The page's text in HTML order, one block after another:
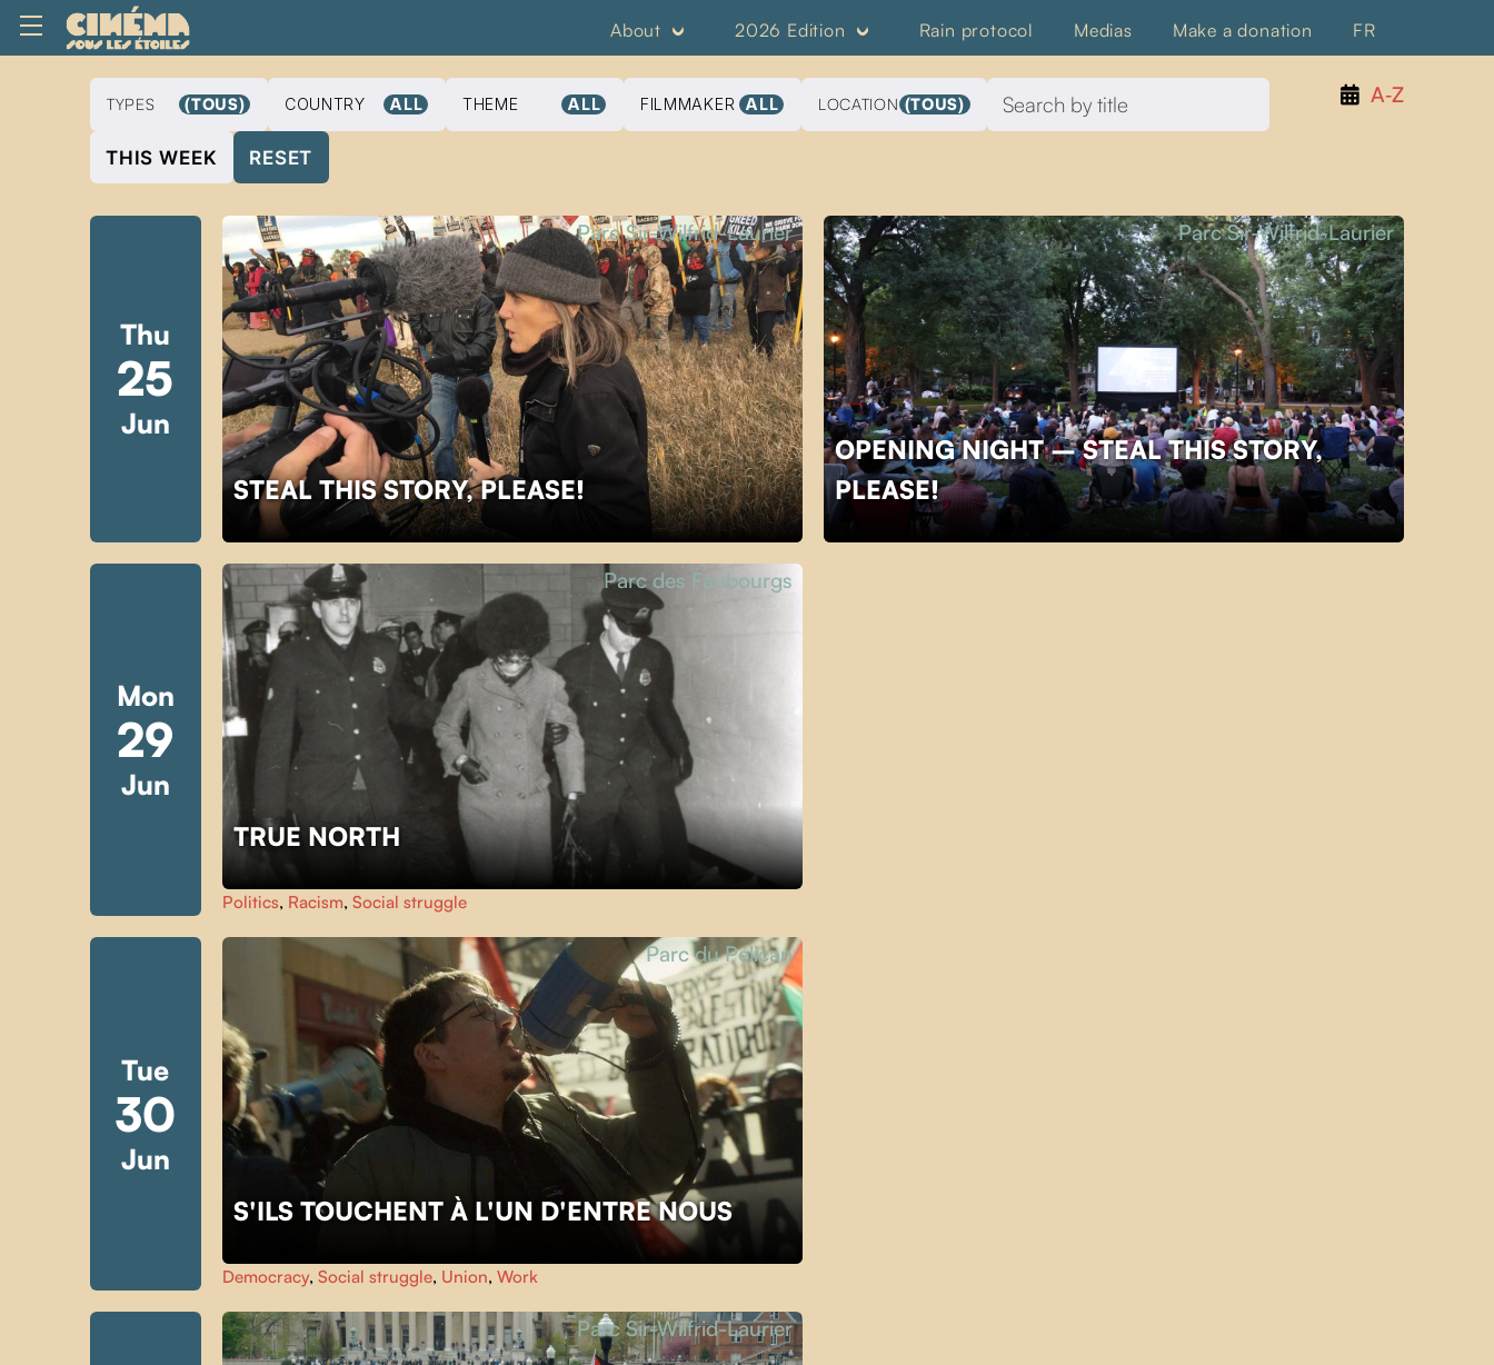
About 2026 Edition Rain protocol Medias Make a donation FR
A‑Z
TYPES (TOUS) COUNTRY ALL THEME ALL FILMMAKER ALL LOCATION (TOUS)
THIS WEEK RESET
Thu
25
Jun
STEAL THIS STORY, PLEASE!
Parc Sir-Wilfrid-Laurier
OPENING NIGHT – STEAL THIS STORY,
PLEASE!
Parc Sir-Wilfrid-Laurier
Mon
29
Jun
TRUE NORTH
Parc des Faubourgs
Politics, Racism, Social struggle
Tue
30
Jun
S'ILS TOUCHENT À L'UN D'ENTRE NOUS
Parc du Pélican
Democracy, Social struggle, Union, Work
Parc Sir-Wilfrid-Laurier